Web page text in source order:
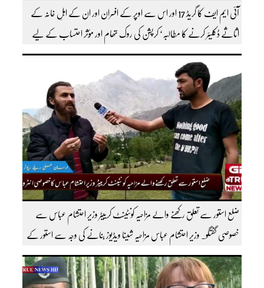
آئی ایم ایف کا گریڈ 17 اور اس سے اوپر کے افسران اور ان کے اہلِ خانہ کے
اثاثے ڈکلیئر کرنے کا مطالبہ‘ کرپشن کی روک تھام اور مؤثر احتساب کے لیے
ٹاسک فورس کے قیام کا بھی مطالبہ کردیا
ضلع استور سے تعلق رکھنے والے مزاحیہ کونٹینٹ کرییٹر وزیر احتشام عباس سے
خصوصی گفتگو۔ وزیر احتشام عباس مزاحیہ شینا ویڈیوز بنانے کی وجہ سے استور کے
اندر کافی مشہور ہیں مزید اچھی اچھی ویڈیوز دیکھنے کے لئے ہمارے یوٹیوب چینل کو
سبسکرائب کریں